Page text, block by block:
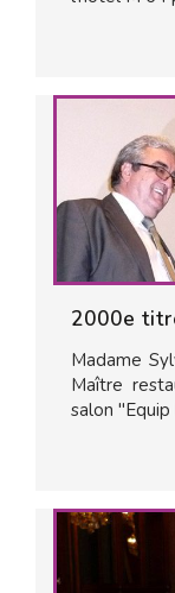
2000e
Madame
Maître
salon